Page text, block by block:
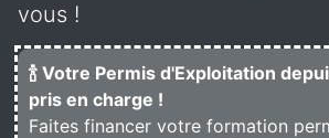
vous !
🍾 Votre Permis d'Exploitation
pris en charge !
Faites financer votre formation